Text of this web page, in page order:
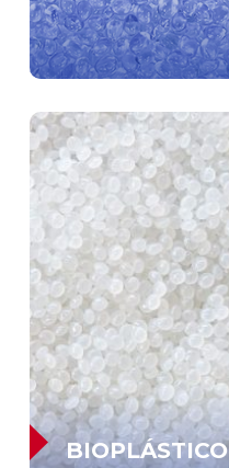
BIOPLÁSTICO